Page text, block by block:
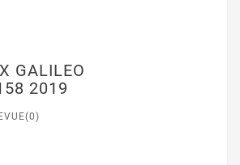
GALILEO
2019